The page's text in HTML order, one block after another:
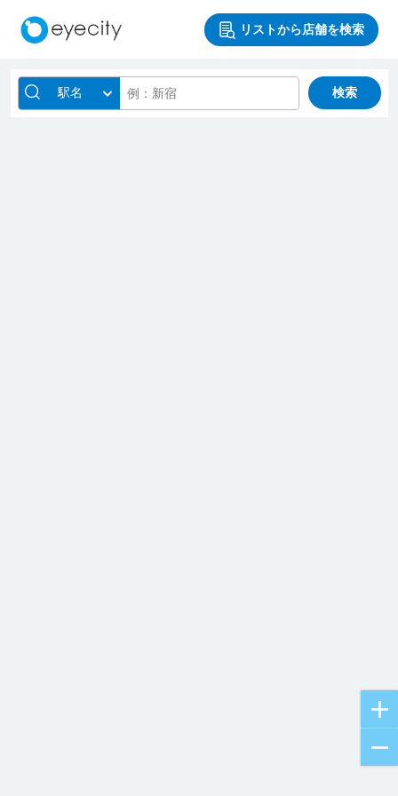
リストから店舗を検索
駅名 検索